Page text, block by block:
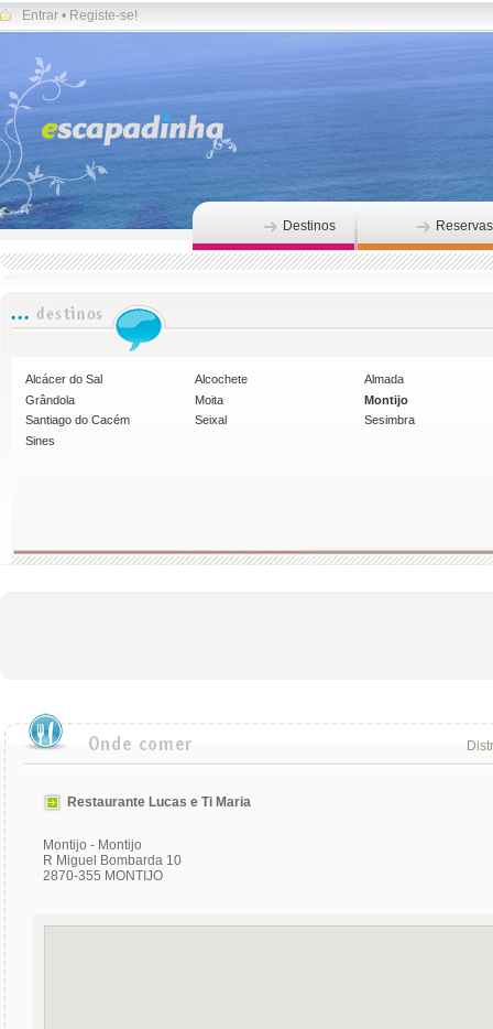
Entrar • Registe-se!
Destinos Reservas
Alcácer do Sal Alcochete
Almada
Grândola
Moita
Montijo
Santiago do Cacém
Seixal
Sesimbra
Sines
Restaurante Lucas e Ti Maria
Montijo - Montijo
R Miguel Bombarda 10
2870-355 MONTIJO